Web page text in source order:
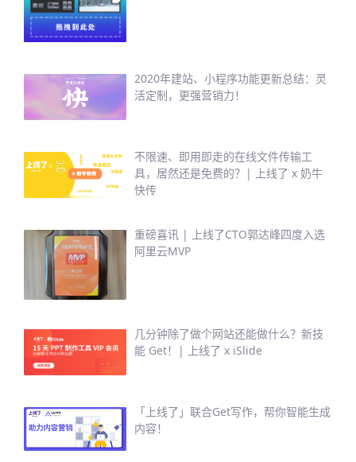
2020年建站、小程序功能更新总结：灵
活定制，更强营销力！
不限速、即用即走的在线文件传输工
具，居然还是免费的？| 上线了 x 奶牛
快传
重磅喜讯 | 上线了CTO郭达峰四度入选
阿里云MVP
几分钟除了做个网站还能做什么？新技
能 Get！| 上线了 x iSlide
「上线了」联合Get写作，帮你智能生成
内容！